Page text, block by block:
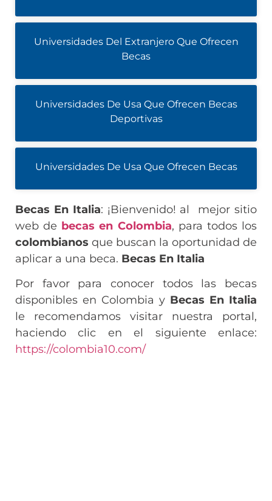
Universidades Del Extranjero Que Ofrecen
Becas
Universidades De Usa Que Ofrecen Becas
Deportivas
Universidades De Usa Que Ofrecen Becas
Becas En Italia: ¡Bienvenido! al mejor sitio
web de becas en Colombia, para todos los
colombianos que buscan la oportunidad de
aplicar a una beca. Becas En Italia
Por favor para conocer todos las becas
disponibles en Colombia y Becas En Italia
le recomendamos visitar nuestra portal,
haciendo clic en el siguiente enlace:
https://colombia10.com/